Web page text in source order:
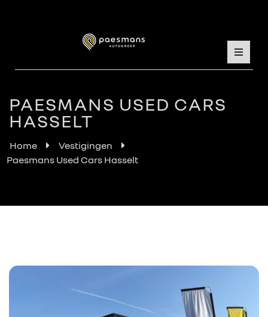
PAESMANS USED CARS
HASSELT
Home
Vestigingen
Paesmans Used Cars Hasselt